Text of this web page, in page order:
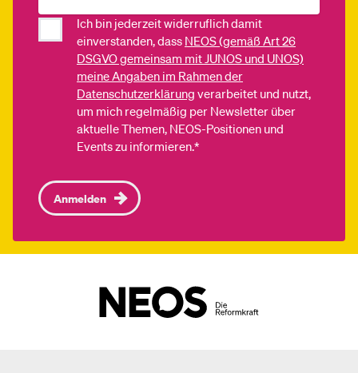
Ich bin jederzeit widerruflich damit
einverstanden, dass NEOS (gemäß Art 26
DSGVO gemeinsam mit JUNOS und UNOS)
meine Angaben im Rahmen der
Datenschutzerklärung verarbeitet und nutzt,
um mich regelmäßig per Newsletter über
aktuelle Themen, NEOS-Positionen und
Events zu informieren.*
Anmelden